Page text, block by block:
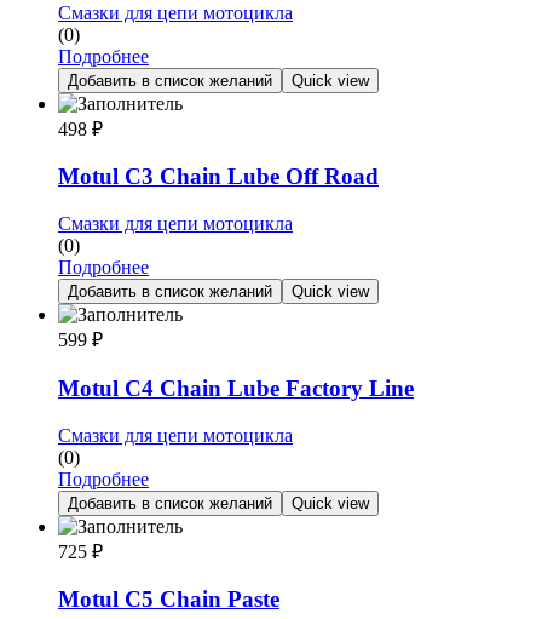
Смазки для цепи мотоцикла
(0)
Подробнее
Добавить в список желаний Quick view
498 ₽
Motul C3 Chain Lube Off Road
Смазки для цепи мотоцикла
(0)
Подробнее
Добавить в список желаний Quick view
599 ₽
Motul C4 Chain Lube Factory Line
Смазки для цепи мотоцикла
(0)
Подробнее
Добавить в список желаний Quick view
725 ₽
Motul C5 Chain Paste